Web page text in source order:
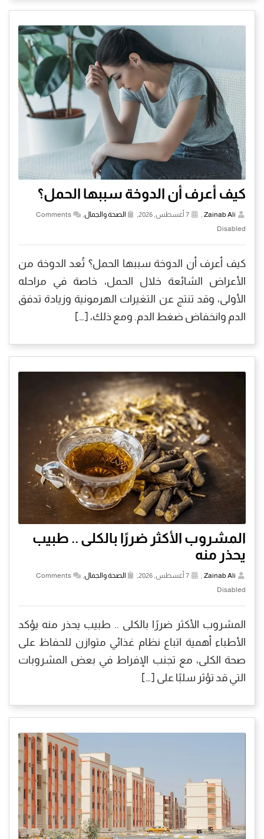
كيف أعرف أن الدوخة سببها الحمل؟
Zainab Ali
, الصحة والجمال,
Comments
Disabled
كيف أعرف أن الدوخة سببها الحمل؟ تُعد الدوخة من
الأعراض الشائعة خلال الحمل، خاصة في مراحله
الأولى، وقد تنتج عن التغيرات الهرمونية وزيادة تدفق
الدم وانخفاض ضغط الدم. ومع ذلك، […]
المشروب الأكثر ضررًا بالكلى .. طبيب
يحذر منه
Zainab Ali الصحة والجمال
Comments
Disabled
المشروب الأكثر ضررًا بالكلى .. طبيب يحذر منه يؤكد
الأطباء أهمية اتباع نظام غذائي متوازن للحفاظ على
صحة الكلى، مع تجنب الإفراط في بعض المشروبات
التي قد تؤثر سلبًا على […]